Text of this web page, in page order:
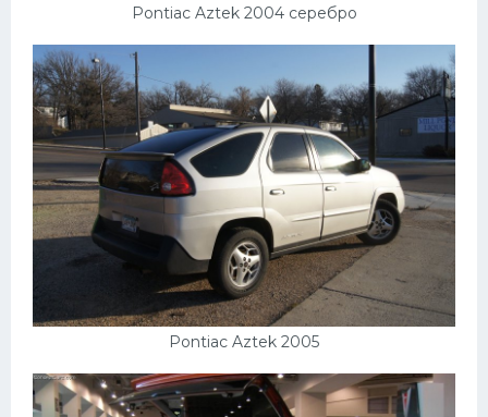
Pontiac Aztek 2004 серебро
Pontiac Aztek 2005